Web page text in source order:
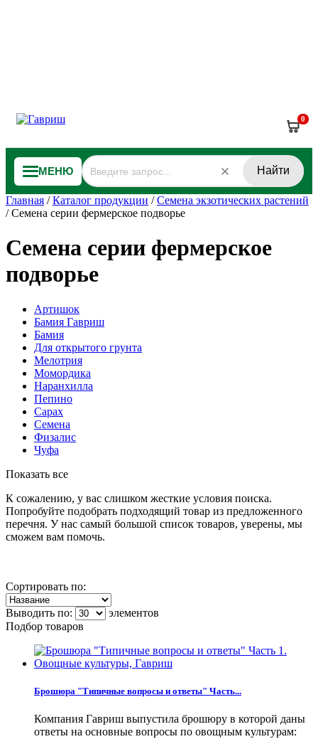
0
МЕНЮ Найти
Главная /Каталог продукции /Семена экзотических растений
/Семена серии фермерское подворье
Семена серии фермерское
подворье
Артишок
Бамия Гавриш
Бамия
Для открытого грунта
Мелотрия
Момордика
Наранхилла
Пепино
Сарах
Семена
Физалис
Чуфа
Показать все
К сожалению, у вас слишком жесткие условия поиска.
Попробуйте подобрать подходящий товар из предложенного
перечня. У нас самый большой список товаров, уверены, мы
сможем вам помочь.
Сортировать по:
Выводить по:
элементов
Подбор товаров
Брошюра "Типичные вопросы и ответы" Часть...
Компания Гавриш выпустила брошюру в которой даны
ответы на основные вопросы по овощным культурам: